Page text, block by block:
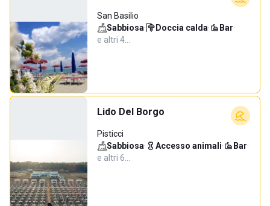
San Basilio
Sabbiosa· Doccia calda· Bar·
e altri 4…
Lido Del Borgo
Pisticci
Sabbiosa· Accesso animali· Bar·
e altri 6…